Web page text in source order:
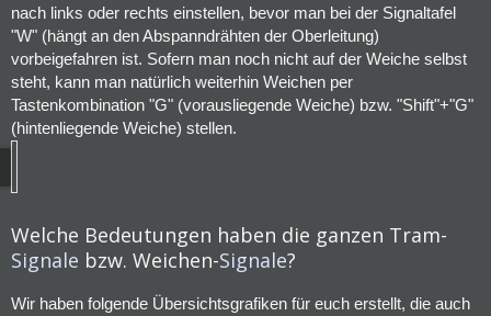
nach links oder rechts einstellen, bevor man bei der Signaltafel
"W" (hängt an den Abspanndrähten der Oberleitung)
vorbeigefahren ist. Sofern man noch nicht auf der Weiche selbst
steht, kann man natürlich weiterhin Weichen per
Tastenkombination "G" (vorausliegende Weiche) bzw. "Shift"+"G"
(hintenliegende Weiche) stellen.
Welche Bedeutungen haben die ganzen Tram-
Signale bzw. Weichen-Signale?
Wir haben folgende Übersichtsgrafiken für euch erstellt, die auch